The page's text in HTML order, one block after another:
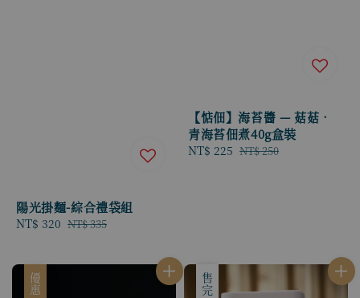
陽光掛麵-綜合禮袋組
Sale
NT$ 320 Regular
NT$ 335
【惦佃】海苔醬 — 菇菇．
青海苔佃煮40g盒裝
Sale
NT$ 225 Regular
NT$ 250
優惠 優惠
售完